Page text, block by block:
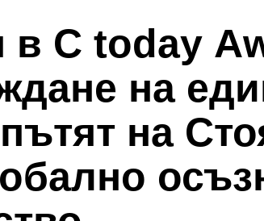
в С today
на
на